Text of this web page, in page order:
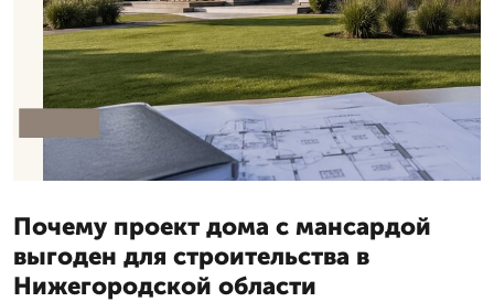
Почему проект дома с мансардой
выгоден для строительства в
Нижегородской области